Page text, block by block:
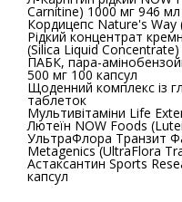
Carnitine) 1000 мг 946 мл
Кордицепс Nature's Way
Рідкий концентрат
(Silica Liquid
ПАБК, пара-
500 мг 100 капсул
Щоденний комплекс із
таблеток
Мультивітаміни Life
Лютеїн NOW Foods
УльтраФлора Транзит
Metagenics (UltraFlora
Астаксантин Sports
капсул